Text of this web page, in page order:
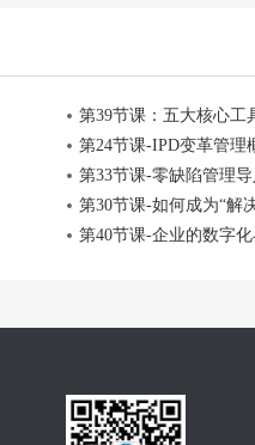
第24节课-IPD变革管理
第33节课-零缺陷管理